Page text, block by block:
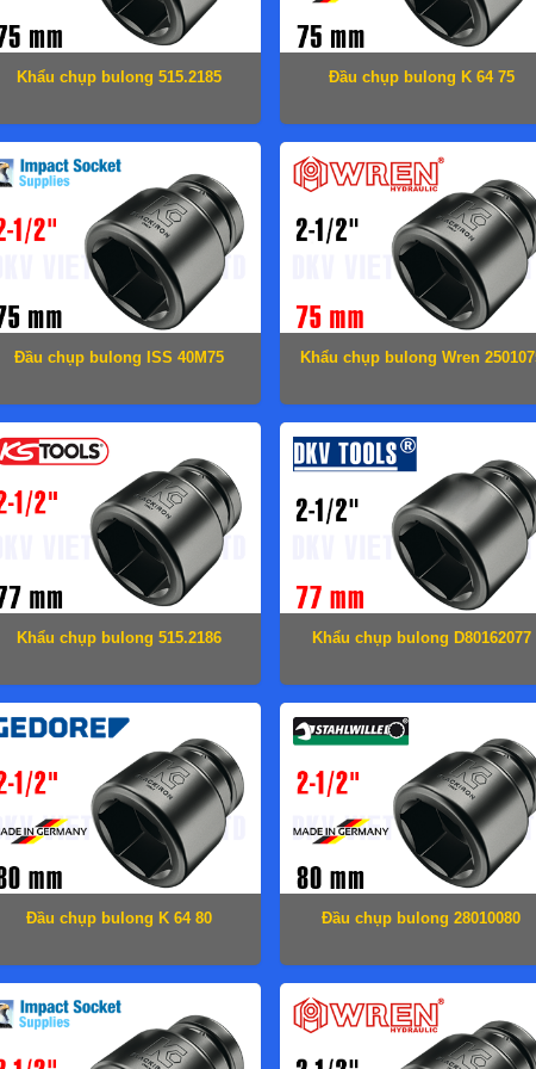
Khẩu chụp bulong 515.2185 Đầu chụp bulong K 64 75
Đầu chụp bulong ISS 40M75 Khẩu chụp bulong Wren
Khẩu chụp bulong 515.2186 Khẩu chụp bulong D80162077
Đầu chụp bulong K 64 80 Đầu chụp bulong 28010080